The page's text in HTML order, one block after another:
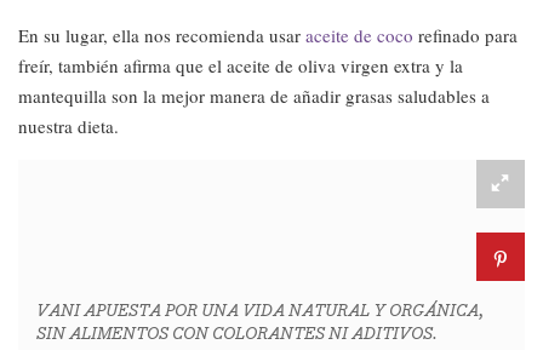
En su lugar, ella nos recomienda usar aceite de coco refinado para
freír, también afirma que el aceite de oliva virgen extra y la
mantequilla son la mejor manera de añadir grasas saludables a
nuestra dieta.
VANI APUESTA POR UNA VIDA NATURAL Y ORGÁNICA,
SIN ALIMENTOS CON COLORANTES NI ADITIVOS.